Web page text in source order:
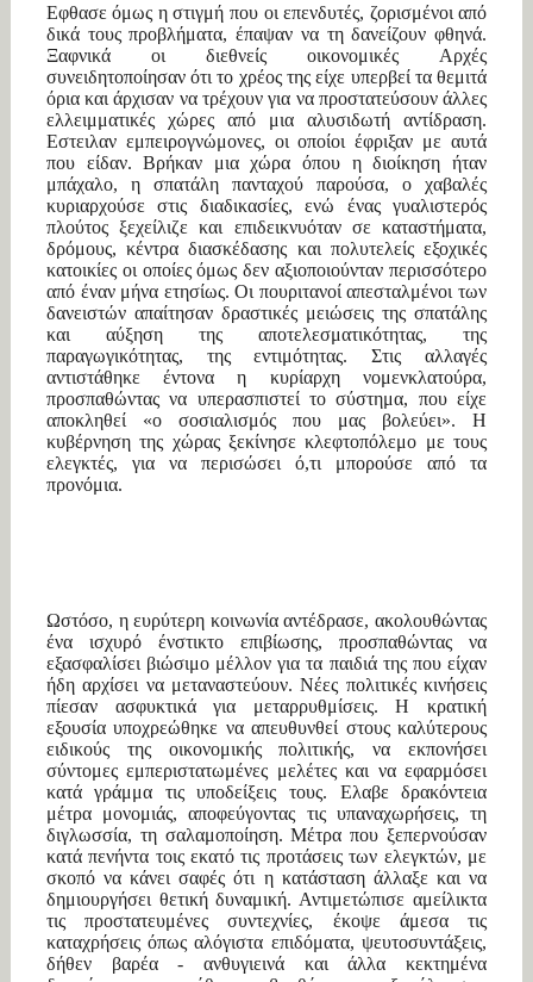
Εφθασε όμως η στιγμή που οι επενδυτές, ζορισμένοι από
δικά τους προβλήματα, έπαψαν να τη δανείζουν φθηνά.
Ξαφνικά οι διεθνείς οικονομικές Aρχές
συνειδητοποίησαν ότι το χρέος της είχε υπερβεί τα θεμιτά
όρια και άρχισαν να τρέχουν για να προστατεύσουν άλλες
ελλειμματικές χώρες από μια αλυσιδωτή αντίδραση.
Εστειλαν εμπειρογνώμονες, οι οποίοι έφριξαν με αυτά
που είδαν. Βρήκαν μια χώρα όπου η διοίκηση ήταν
μπάχαλο, η σπατάλη πανταχού παρούσα, ο χαβαλές
κυριαρχούσε στις διαδικασίες, ενώ ένας γυαλιστερός
πλούτος ξεχείλιζε και επιδεικνυόταν σε καταστήματα,
δρόμους, κέντρα διασκέδασης και πολυτελείς εξοχικές
κατοικίες οι οποίες όμως δεν αξιοποιούνταν περισσότερο
από έναν μήνα ετησίως. Οι πουριτανοί απεσταλμένοι των
δανειστών απαίτησαν δραστικές μειώσεις της σπατάλης
και αύξηση της αποτελεσματικότητας, της
παραγωγικότητας, της εντιμότητας. Στις αλλαγές
αντιστάθηκε έντονα η κυρίαρχη νομενκλατούρα,
προσπαθώντας να υπερασπιστεί το σύστημα, που είχε
αποκληθεί «ο σοσιαλισμός που μας βολεύει». Η
κυβέρνηση της χώρας ξεκίνησε κλεφτοπόλεμο με τους
ελεγκτές, για να περισώσει ό,τι μπορούσε από τα
προνόμια.
Ωστόσο, η ευρύτερη κοινωνία αντέδρασε, ακολουθώντας
ένα ισχυρό ένστικτο επιβίωσης, προσπαθώντας να
εξασφαλίσει βιώσιμο μέλλον για τα παιδιά της που είχαν
ήδη αρχίσει να μεταναστεύουν. Νέες πολιτικές κινήσεις
πίεσαν ασφυκτικά για μεταρρυθμίσεις. Η κρατική
εξουσία υποχρεώθηκε να απευθυνθεί στους καλύτερους
ειδικούς της οικονομικής πολιτικής, να εκπονήσει
σύντομες εμπεριστατωμένες μελέτες και να εφαρμόσει
κατά γράμμα τις υποδείξεις τους. Ελαβε δρακόντεια
μέτρα μονομιάς, αποφεύγοντας τις υπαναχωρήσεις, τη
διγλωσσία, τη σαλαμοποίηση. Μέτρα που ξεπερνούσαν
κατά πενήντα τοις εκατό τις προτάσεις των ελεγκτών, με
σκοπό να κάνει σαφές ότι η κατάσταση άλλαξε και να
δημιουργήσει θετική δυναμική. Αντιμετώπισε αμείλικτα
τις προστατευμένες συντεχνίες, έκοψε άμεσα τις
καταχρήσεις όπως αλόγιστα επιδόματα, ψευτοσυντάξεις,
δήθεν βαρέα - ανθυγιεινά και άλλα κεκτημένα